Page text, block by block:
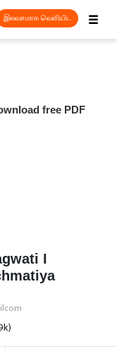
☰
இலவசமாக வெளியிட
free PDF
I